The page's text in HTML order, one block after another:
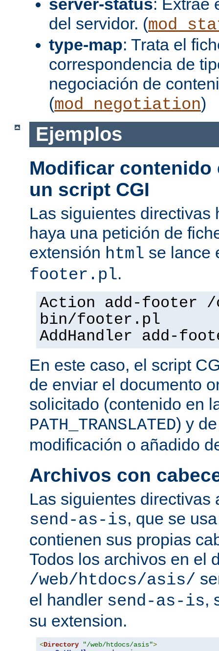
server-status: Extrae
del servidor. (
type-map: Trata el
correspondencia de
negociación de
(mod_negotiation)
Ejemplos
Modificar
un script CGI
Las siguientes directivas
haya una petición de
extensión html se lance
footer.pl.
Action add-footer
bin/footer.pl
AddHandler add-
En este caso, el script
de enviar el documento
solicitado (contenido en
PATH_TRANSLATED) y
modificación o añadido
Archivos con
Las siguientes directivas
send-as-is, que se
contienen sus propias
Todos los archivos en el
/web/htdocs/asis/
el handler send-as-is,
su extension.
<Directory "/web/htdocs/asis">